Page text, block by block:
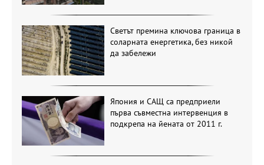
Светът премина ключова граница в
соларната енергетика, без никой
да забележи
Япония и САЩ са предприели
първа съвместна интервенция в
подкрепа на йената от 2011 г.